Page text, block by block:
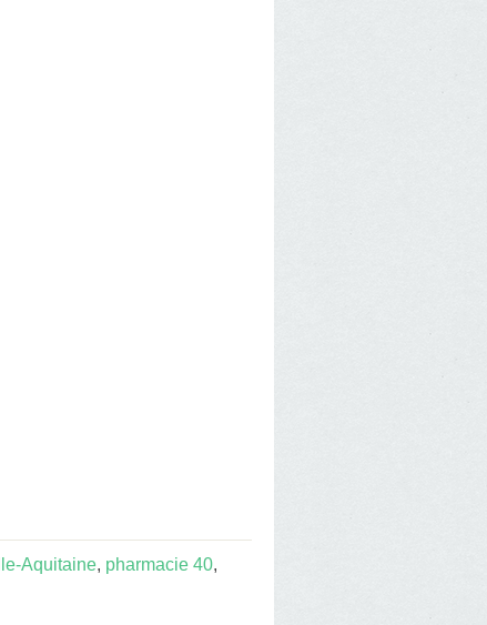
Aquitaine, pharmacie 40,